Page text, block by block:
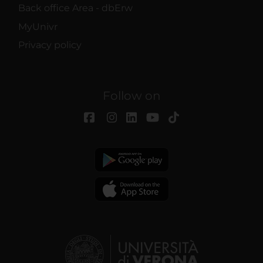
caratteristiche specifiche
(impronte digitali).
elaborati i tuoi dati personali e
imposta le tue preferenze nella
o ritirare il tuo consenso in
qualsiasi momento dalla
Utilizziamo i cookie per
Back office Area - dbErw
MyUnivr
Privacy policy
Follow on